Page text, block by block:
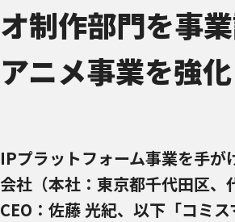
オ制作部門を事業
アニメ事業を強化
IPプラットフォーム事業を手が
会社（本社：東京都千代田区、
CEO：佐藤 光紀、以下「コミ